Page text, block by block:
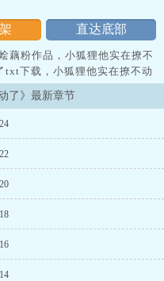
直达底部
藕粉作品，小狐狸他实在撩不
txt下载，小狐狸他实在撩不动
弹窗，
了》最新章节